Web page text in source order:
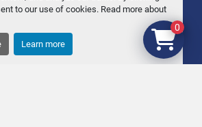
to our use of cookies. Read more about
Learn more
0